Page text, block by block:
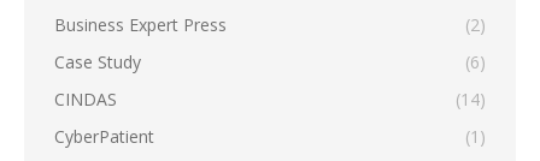
Business Expert Press
(2)
Case Study
(6)
CINDAS
(14)
CyberPatient
(1)